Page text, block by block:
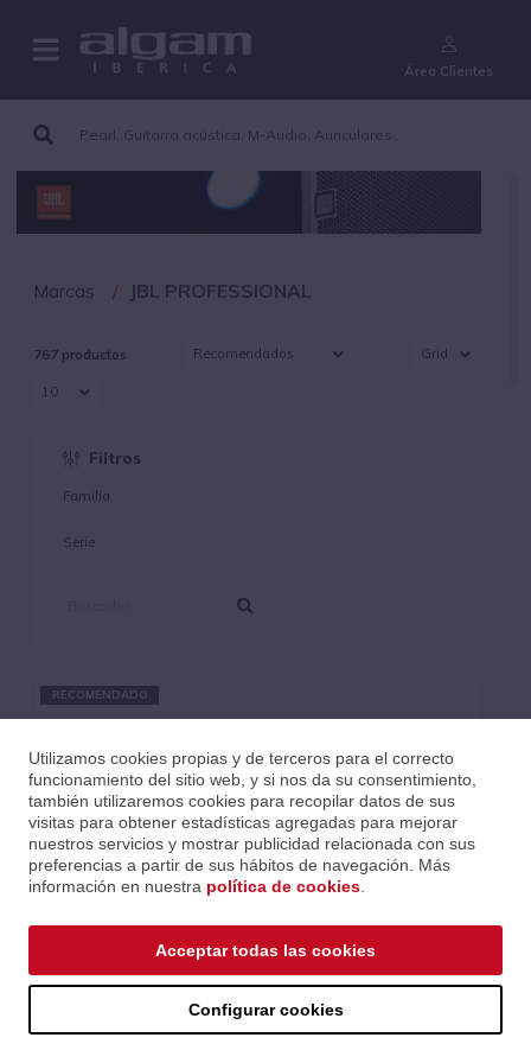
Área Clientes
Marcas JBL PROFESSIONAL
767 productos
Filtros
RECOMENDADO
306P MKII
Utilizamos cookies propias y de terceros para el correcto
funcionamiento del sitio web, y si nos da su consentimiento,
también utilizaremos cookies para recopilar datos de sus
visitas para obtener estadísticas agregadas para mejorar
nuestros servicios y mostrar publicidad relacionada con sus
preferencias a partir de sus hábitos de navegación. Más
información en nuestra política de cookies
Configurar cookies
Acceptar todas las cookies